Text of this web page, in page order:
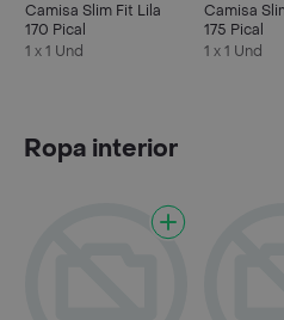
Camisa Slim Fit Lila
170 Pical
1 x 1 Und
Camisa
175 Pical
1 x 1 Und
Ropa interior